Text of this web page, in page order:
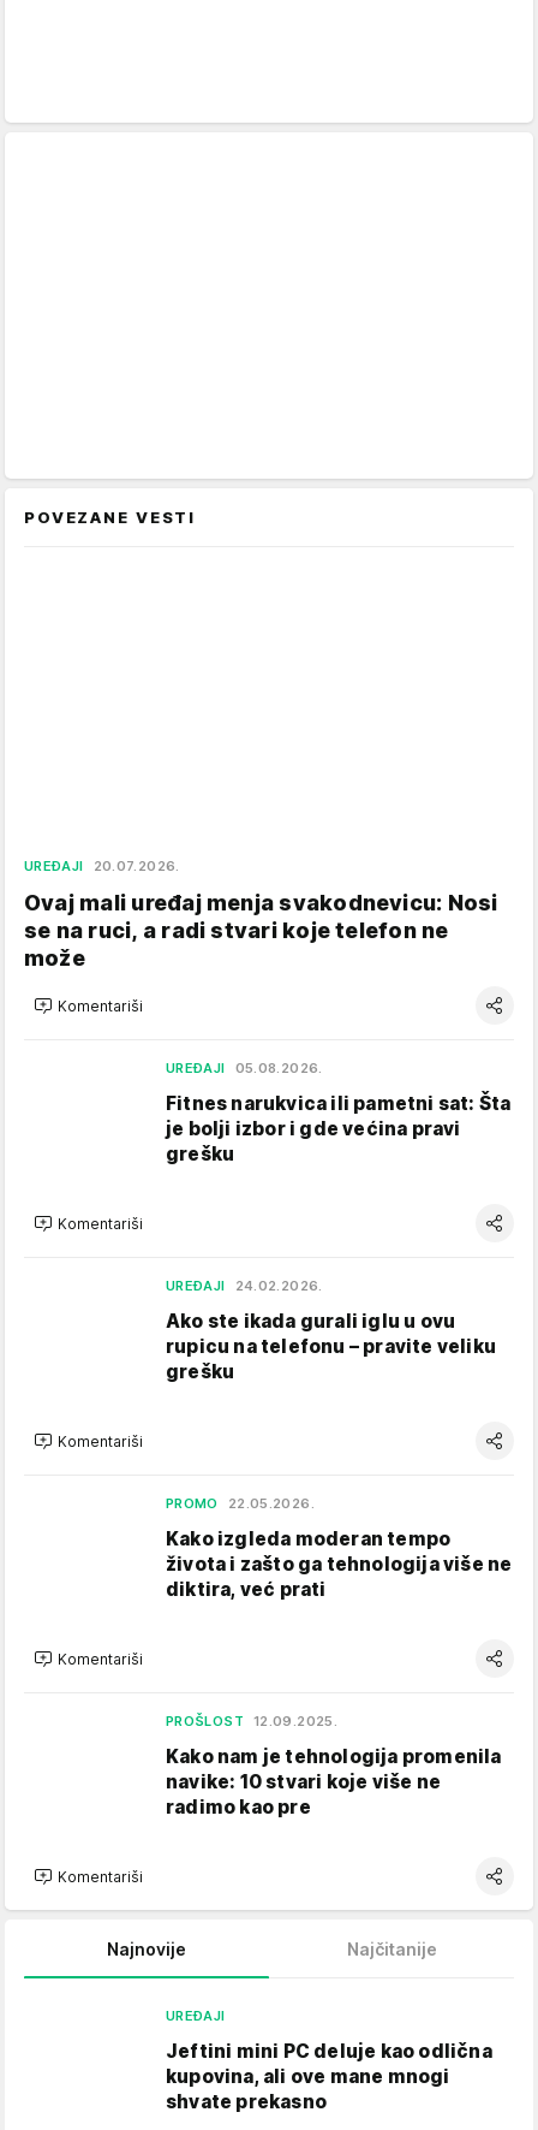
POVEZANE VESTI
UREĐAJI 20.07.2026.
Ovaj mali uređaj menja svakodnevicu: Nosi
se na ruci, a radi stvari koje telefon ne
može
Komentariši
UREĐAJI 05.08.2026.
Fitnes narukvica ili pametni sat: Šta
je bolji izbor i gde većina pravi
grešku
Komentariši
UREĐAJI 24.02.2026.
Ako ste ikada gurali iglu u ovu
rupicu na telefonu – pravite veliku
grešku
Komentariši
PROMO 22.05.2026.
Kako izgleda moderan tempo
života i zašto ga tehnologija više ne
diktira, već prati
Komentariši
PROŠLOST 12.09.2025.
Kako nam je tehnologija promenila
navike: 10 stvari koje više ne
radimo kao pre
Komentariši
Najnovije Najčitanije
UREĐAJI
Jeftini mini PC deluje kao odlična
kupovina, ali ove mane mnogi
shvate prekasno